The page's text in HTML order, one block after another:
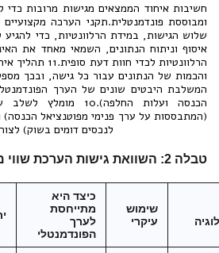
חשיבות איחוד הממצאים מגישות מרובות כדי
ומבוססת פונדמנטלית.תקני הערכה
איסוף וניתוח הנתונים, השמאי מאחד את
הרלוונטיות לכדי
והכמות של הנתונים עבור כל גישה, ובכך
המשלבת היבטים שונים של הערך
הכנסה ועלות
(המתבססות על ערך פנימי מפוטנציאל הכנסה)
לנכסים דומים בשוק)
טבלה 2: השוואת גישות הערכת שווי מקרקעין
שימוש
עיקרי
כיצד היא
מתייחסת
לערך
הפונדמנטלי